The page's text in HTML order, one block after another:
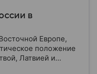
в
Европе,
положение
Латвией и